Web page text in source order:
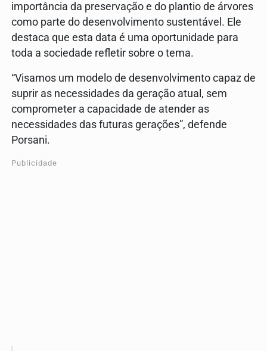
importância da preservação e do plantio de árvores
como parte do desenvolvimento sustentável. Ele
destaca que esta data é uma oportunidade para
toda a sociedade refletir sobre o tema.
“Visamos um modelo de desenvolvimento capaz de
suprir as necessidades da geração atual, sem
comprometer a capacidade de atender as
necessidades das futuras gerações”, defende
Porsani.
Publicidade